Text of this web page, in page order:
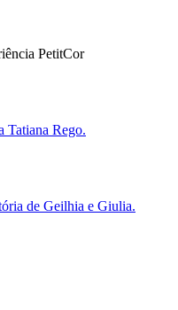
PetitCor
Tatiana Rego.
de Geilhia e Giulia.